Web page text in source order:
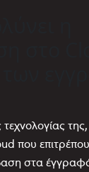
που
στα